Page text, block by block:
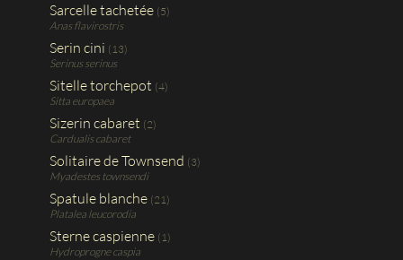
Sarcelle tachetée (5)
Anas flavirostris
Serin cini (13)
Serinus serinus
Sitelle torchepot (4)
Sitta europaea
Sizerin cabaret (2)
Cardualis cabaret
Solitaire de Townsend (3)
Myadestes townsendi
Spatule blanche (21)
Platalea leucorodia
Sterne caspienne (1)
Hydroprogne caspia